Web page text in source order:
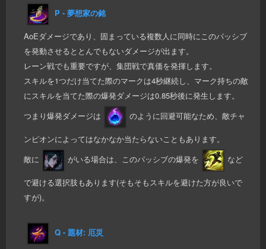
P - 夢想家の銘
AoEダメージであり、固まっている複数人に同時にこのパッシブ
を発動させるととんでもないダメージが出ます。
レーン戦でも重要ですが、集団戦で真価を発揮します。
スキルを1つだけ当てた際のマークは4秒継続し、マーク持ちの敵
にスキルを当てた際の爆発ダメージは0.85秒後に発生します。
つまり爆発ダメージは
のように回避可能なため、敵チャ
ンピオンによってはなかなか当たらないこともあります。
敵に
がいる場合は、このパッシブの爆発を など
で避ける選択肢もあります(そもそもスキルを避けた方が良いで
すが)。
Q - 題材: 厄災